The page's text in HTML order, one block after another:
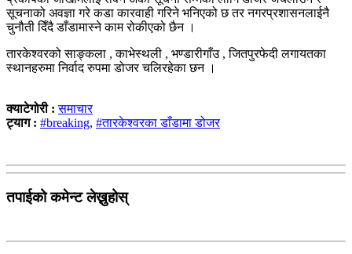
सूचनाको अवज्ञा गरे कडा कारवाही गरिने भनिएको छ तर नगरप्रशासनलाईनै
चुनौती दिँदै डाँडामास्ने काम रोकीएको छैन ।
तारकेश्वरको साङ्कला , काभेस्थली , भण्डारीगाँउ , जितपुरफेदी लगायतका
स्थानहरुमा निर्वाद रुपमा डोजर चलिरहेका छन ।
क्याटेगोरी :समाचार
ट्याग : #breaking, #तारकेश्वरका डाँडामा डोजर
तपाईको कमेन्ट लेख्नुहोस्